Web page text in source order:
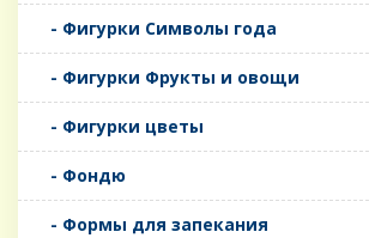
- Фигурки Символы года
- Фигурки Фрукты и овощи
- Фигурки цветы
- Фондю
- Формы для запекания